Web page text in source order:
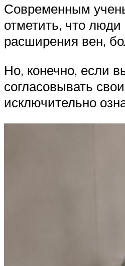
Современным
отметить, что
расширения вен,
Но, конечно, если
согласовывать
исключительно